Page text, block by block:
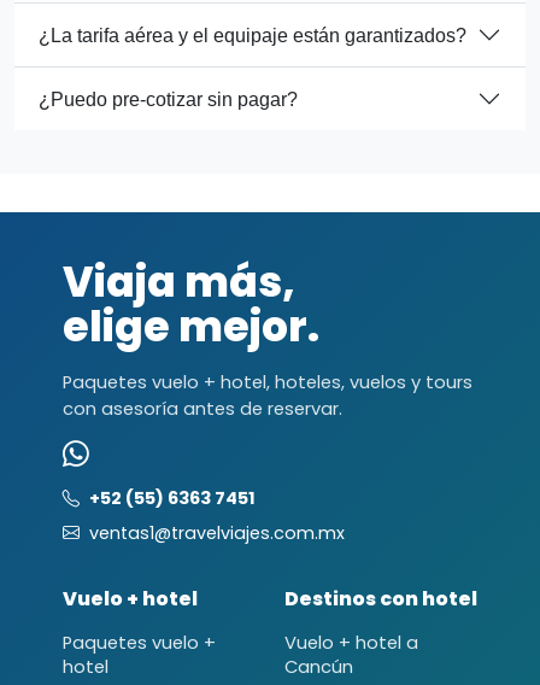
¿La tarifa aérea y el equipaje están garantizados?
¿Puedo pre-cotizar sin pagar?
Viaja más,
elige mejor.
Paquetes vuelo + hotel, hoteles, vuelos y tours
con asesoría antes de reservar.
+52 (55) 6363 7451
ventas1@travelviajes.com.mx
Vuelo + hotel
Paquetes vuelo +
hotel
Destinos con hotel
Vuelo + hotel a
Cancún